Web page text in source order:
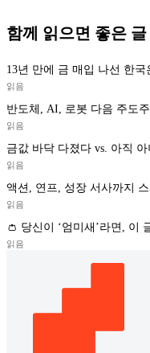
함께 읽으면 좋은
13년 만에 금 매입 나선 한
읽음
반도체, AI, 로봇 다음 주도
읽음
금값 바닥 다졌다 vs. 아직
읽음
액션, 연프, 성장 서사까지
읽음
👛 당신이 ‘엄미새’라면, 이
읽음